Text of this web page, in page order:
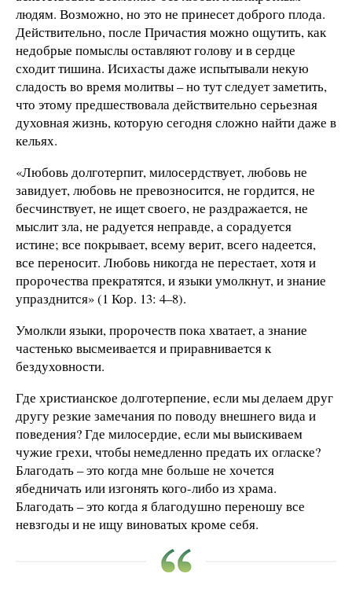
людям. Возможно, но это не принесет доброго плода.
Действительно, после Причастия можно ощутить, как
недобрые помыслы оставляют голову и в сердце
сходит тишина. Исихасты даже испытывали некую
сладость во время молитвы – но тут следует заметить,
что этому предшествовала действительно серьезная
духовная жизнь, которую сегодня сложно найти даже в
кельях.
«Любовь долготерпит, милосердствует, любовь не
завидует, любовь не превозносится, не гордится, не
бесчинствует, не ищет своего, не раздражается, не
мыслит зла, не радуется неправде, а сорадуется
истине; все покрывает, всему верит, всего надеется,
все переносит. Любовь никогда не перестает, хотя и
пророчества прекратятся, и языки умолкнут, и знание
упразднится» (1 Кор. 13: 4–8).
Умолкли языки, пророчеств пока хватает, а знание
частенько высмеивается и приравнивается к
бездуховности.
Где христианское долготерпение, если мы делаем друг
другу резкие замечания по поводу внешнего вида и
поведения? Где милосердие, если мы выискиваем
чужие грехи, чтобы немедленно предать их огласке?
Благодать – это когда мне больше не хочется
ябедничать или изгонять кого-либо из храма.
Благодать – это когда я благодушно переношу все
невзгоды и не ищу виноватых кроме себя.